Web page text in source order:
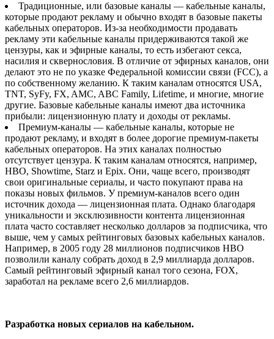
Традиционные, или базовые каналы — кабельные каналы,
которые продают рекламу и обычно входят в базовые пакеты
кабельных операторов. Из-за необходимости продавать
рекламу эти кабельные каналы придерживаются такой же
цензуры, как и эфирные каналы, то есть избегают секса,
насилия и сквернословия. В отличие от эфирных каналов, они
делают это не по указке Федеральной комиссии связи (FCC), а
по собственному желанию. К таким каналам относятся USA,
TNT, SyFy, FX, AMC, ABC Family, Lifetime, и многие, многие
другие. Базовые кабельные каналы имеют два источника
прибыли: лицензионную плату и доходы от рекламы.
Премиум-каналы — кабельные каналы, которые не
продают рекламу, и входят в более дорогие премиум-пакеты
кабельных операторов. На этих каналах полностью
отсутствует цензура. К таким каналам относятся, например,
HBO, Showtime, Starz и Epix. Они, чаще всего, производят
свои оригинальные сериалы, и часто покупают права на
показы новых фильмов. У премиум-каналов всего один
источник дохода — лицензионная плата. Однако благодаря
уникальности и эксклюзивности контента лицензионная
плата часто составляет несколько долларов за подписчика, что
выше, чем у самых рейтинговых базовых кабельных каналов.
Например, в 2005 году 28 миллионов подписчиков HBO
позволили каналу собрать доход в 2,9 миллиарда долларов.
Самый рейтинговый эфирный канал того сезона, FOX,
заработал на рекламе всего 2,6 миллиардов.
Разработка новых сериалов на кабельном.